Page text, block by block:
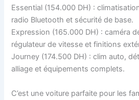
Essential (154.000 DH) :
radio Bluetooth et sécurité de base.
Expression (165.000 DH) : caméra
régulateur de vitesse et finitions
Journey (174.500 DH) : clim auto,
alliage et équipements complets.
C’est une voiture parfaite pour les